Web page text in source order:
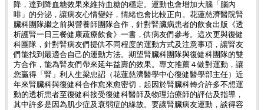
降，達到降血糖效果來維持血糖的穩定。運動也會增加大腦「腦內
啡」的分泌，讓病友心情變好，情緒也會比較正向。花蓮慈濟醫院腎
臟科團隊繼之前與營養師團隊合作，針對腎臟病患者的飲食出版《透
析護腎一日三餐健康蔬療飲食》一書，供病友們參考。這次更與復健
科團隊，針對腎病友們提供不同程度的運動方式及注意事項，讓腎友
們能找到最適合自己的運動方法。期望腎臟科團隊與復健科團隊的雙
方合作，能為腎友們帶來延年益壽的效果。專文推薦４做對運動，讓
您贏得「腎」利人生梁忠詔（花蓮慈濟醫學中心復健醫學部主任）近
年來腎臟科與復健科合作愈來愈密切，起因於腎臟科轉介許多不想運
動的透析患者至復健科接受復健科醫師及物理治療師的評估及指導，
其中許多是因為肌少症及衰弱症的緣故。要讓腎臟病友運動，談得容